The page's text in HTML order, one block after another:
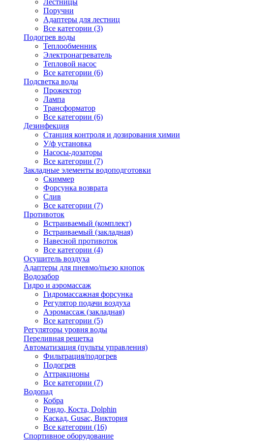
Лестницы
Поручни
Адаптеры для лестниц
Все категории (3)
Подогрев воды
Теплообменник
Электронагреватель
Тепловой насос
Все категории (6)
Подсветка воды
Прожектор
Лампа
Трансформатор
Все категории (6)
Дезинфекция
Станция контроля и дозирования химии
У/ф установка
Насосы-дозаторы
Все категории (7)
Закладные элементы водоподготовки
Скиммер
Форсунка возврата
Слив
Все категории (7)
Противоток
Встраиваемый (комплект)
Встраиваемый (закладная)
Навесной противоток
Все категории (4)
Осушитель воздуха
Адаптеры для пневмо/пьезо кнопок
Водозабор
Гидро и аэромассаж
Гидромассажная форсунка
Регулятор подачи воздуха
Аэромассаж (закладная)
Все категории (5)
Регуляторы уровня воды
Переливная решетка
Автоматизация (пульты управления)
Фильтрация/подогрев
Подогрев
Аттракционы
Все категории (7)
Водопад
Кобра
Рондо, Коста, Dolphin
Каскад, Gusac, Виктория
Все категории (16)
Спортивное оборудование